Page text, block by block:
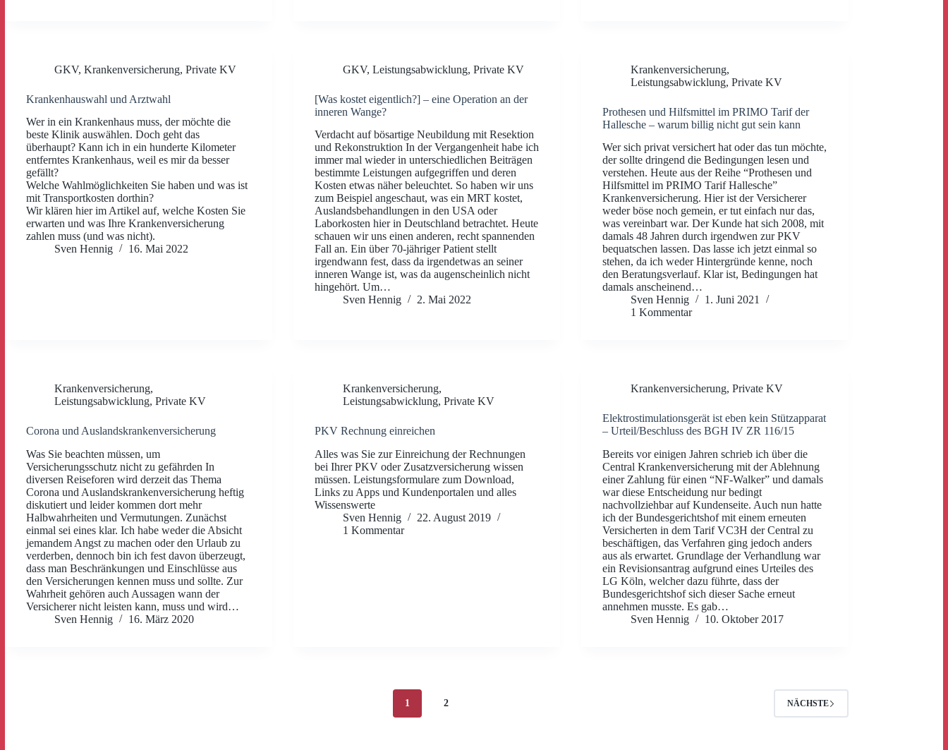
GKV, Krankenversicherung, Private KV
Krankenhauswahl und Arztwahl
Wer in ein Krankenhaus muss, der möchte die
beste Klinik auswählen. Doch geht das
überhaupt? Kann ich in ein hunderte Kilometer
entferntes Krankenhaus, weil es mir da besser
gefällt?
Welche Wahlmöglichkeiten Sie haben und was ist
mit Transportkosten dorthin?
Wir klären hier im Artikel auf, welche Kosten Sie
erwarten und was Ihre Krankenversicherung
zahlen muss (und was nicht).
Sven Hennig
16. Mai 2022
GKV, Leistungsabwicklung, Private KV
[Was kostet eigentlich?] – eine Operation an der
inneren Wange?
Verdacht auf bösartige Neubildung mit Resektion
und Rekonstruktion In der Vergangenheit habe ich
immer mal wieder in unterschiedlichen Beiträgen
bestimmte Leistungen aufgegriffen und deren
Kosten etwas näher beleuchtet. So haben wir uns
zum Beispiel angeschaut, was ein MRT kostet,
Auslandsbehandlungen in den USA oder
Laborkosten hier in Deutschland betrachtet. Heute
schauen wir uns einen anderen, recht spannenden
Fall an. Ein über 70-jähriger Patient stellt
irgendwann fest, dass da irgendetwas an seiner
inneren Wange ist, was da augenscheinlich nicht
hingehört. Um…
Sven Hennig
2. Mai 2022
Krankenversicherung,
Leistungsabwicklung,Private KV
Prothesen und Hilfsmittel im PRIMO Tarif der
Hallesche – warum billig nicht gut sein kann
Wer sich privat versichert hat oder das tun möchte,
der sollte dringend die Bedingungen lesen und
verstehen. Heute aus der Reihe “Prothesen und
Hilfsmittel im PRIMO Tarif Hallesche”
Krankenversicherung. Hier ist der Versicherer
weder böse noch gemein, er tut einfach nur das,
was vereinbart war. Der Kunde hat sich 2008, mit
damals 48 Jahren durch irgendwen zur PKV
bequatschen lassen. Das lasse ich jetzt einmal so
stehen, da ich weder Hintergründe kenne, noch
den Beratungsverlauf. Klar ist, Bedingungen hat
damals anscheinend…
Sven Hennig
1. Juni 2021
1 Kommentar
Krankenversicherung,
Leistungsabwicklung, Private KV
Corona und Auslandskrankenversicherung
Was Sie beachten müssen, um
Versicherungsschutz nicht zu gefährden In
diversen Reiseforen wird derzeit das Thema
Corona und Auslandskrankenversicherung heftig
diskutiert und leider kommen dort mehr
Halbwahrheiten und Vermutungen. Zunächst
einmal sei eines klar. Ich habe weder die Absicht
jemandem Angst zu machen oder den Urlaub zu
verderben, dennoch bin ich fest davon überzeugt,
dass man Beschränkungen und Einschlüsse aus
den Versicherungen kennen muss und sollte. Zur
Wahrheit gehören auch Aussagen wann der
Versicherer nicht leisten kann, muss und wird…
Sven Hennig
16. März 2020
Krankenversicherung,
Leistungsabwicklung, Private KV
PKV Rechnung einreichen
Alles was Sie zur Einreichung der Rechnungen
bei Ihrer PKV oder Zusatzversicherung wissen
müssen. Leistungsformulare zum Download,
Links zu Apps und Kundenportalen und alles
Wissenswerte
Sven Hennig
22. August 2019
1 Kommentar
Krankenversicherung,Private KV
Elektrostimulationsgerät ist eben kein Stützapparat
– Urteil/Beschluss des BGH IV ZR 116/15
Bereits vor einigen Jahren schrieb ich über die
Central Krankenversicherung mit der Ablehnung
einer Zahlung für einen “NF-Walker” und damals
war diese Entscheidung nur bedingt
nachvollziehbar auf Kundenseite. Auch nun hatte
ich der Bundesgerichtshof mit einem erneuten
Versicherten in dem Tarif VC3H der Central zu
beschäftigen, das Verfahren ging jedoch anders
aus als erwartet. Grundlage der Verhandlung war
ein Revisionsantrag aufgrund eines Urteiles des
LG Köln, welcher dazu führte, dass der
Bundesgerichtshof sich dieser Sache erneut
annehmen musste. Es gab…
Sven Hennig
10. Oktober 2017
1 2 NÄCHSTE